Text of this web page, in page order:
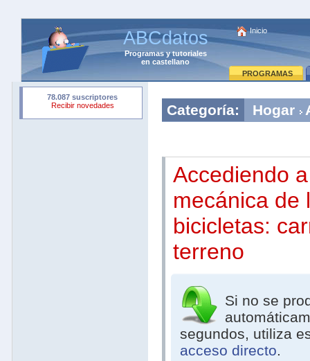
ABCdatos
Programasytutoriales
en castellano
Inicio
PROGRAMAS
Categoría: Hogar
Accediendo
mecánica de
bicicletas:
terreno
Si no se
segundos, utiliza
acceso directo.